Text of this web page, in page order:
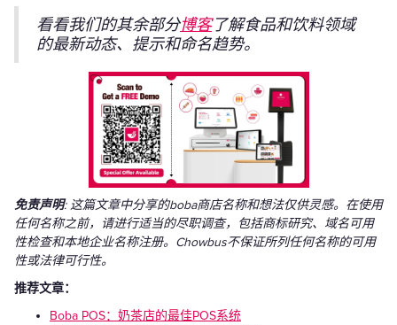
看看我们的其余部分博客了解食品和饮料领域
的最新动态、提示和命名趋势。
免责声明: 这篇文章中分享的boba商店名称和想法仅供灵感。在使用
任何名称之前，请进行适当的尽职调查，包括商标研究、域名可用
性检查和本地企业名称注册。Chowbus不保证所列任何名称的可用
性或法律可行性。
推荐文章：
Boba POS：奶茶店的最佳POS系统